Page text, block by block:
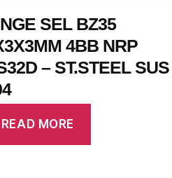
SEL BZ35
4BB NRP
– ST.STEEL SUS
READ MORE